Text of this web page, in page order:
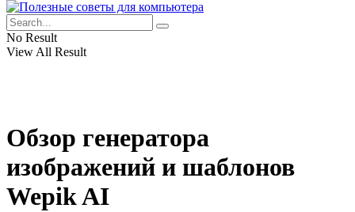
No Result
View All Result
Обзор генератора
изображений и шаблонов
Wepik AI